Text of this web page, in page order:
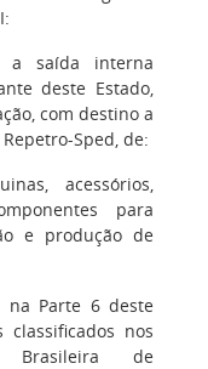
a saída interna
deste Estado,
com destino a
Sped, de:
acessórios,
para
e produção de
na Parte 6 deste
nos
Brasileira de